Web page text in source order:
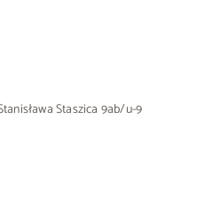
Staszica 9ab/u-9